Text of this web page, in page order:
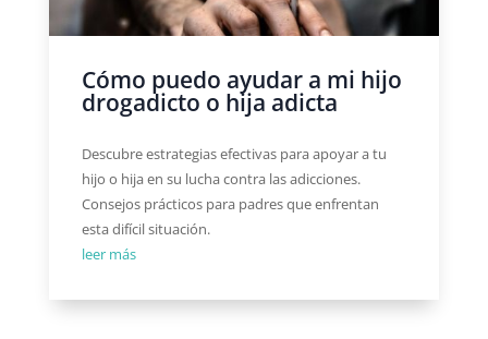
Cómo puedo ayudar a mi hijo
drogadicto o hija adicta
Descubre estrategias efectivas para apoyar a tu
hijo o hija en su lucha contra las adicciones.
Consejos prácticos para padres que enfrentan
esta difícil situación.
leer más